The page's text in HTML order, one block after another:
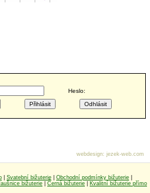
Heslo:
Svatební bižuterie Obchodní podmínky bižuterie
bižuterie Černá bižuterie
Kvalitní bižuterie přímo
webdesign: jezek-web.com